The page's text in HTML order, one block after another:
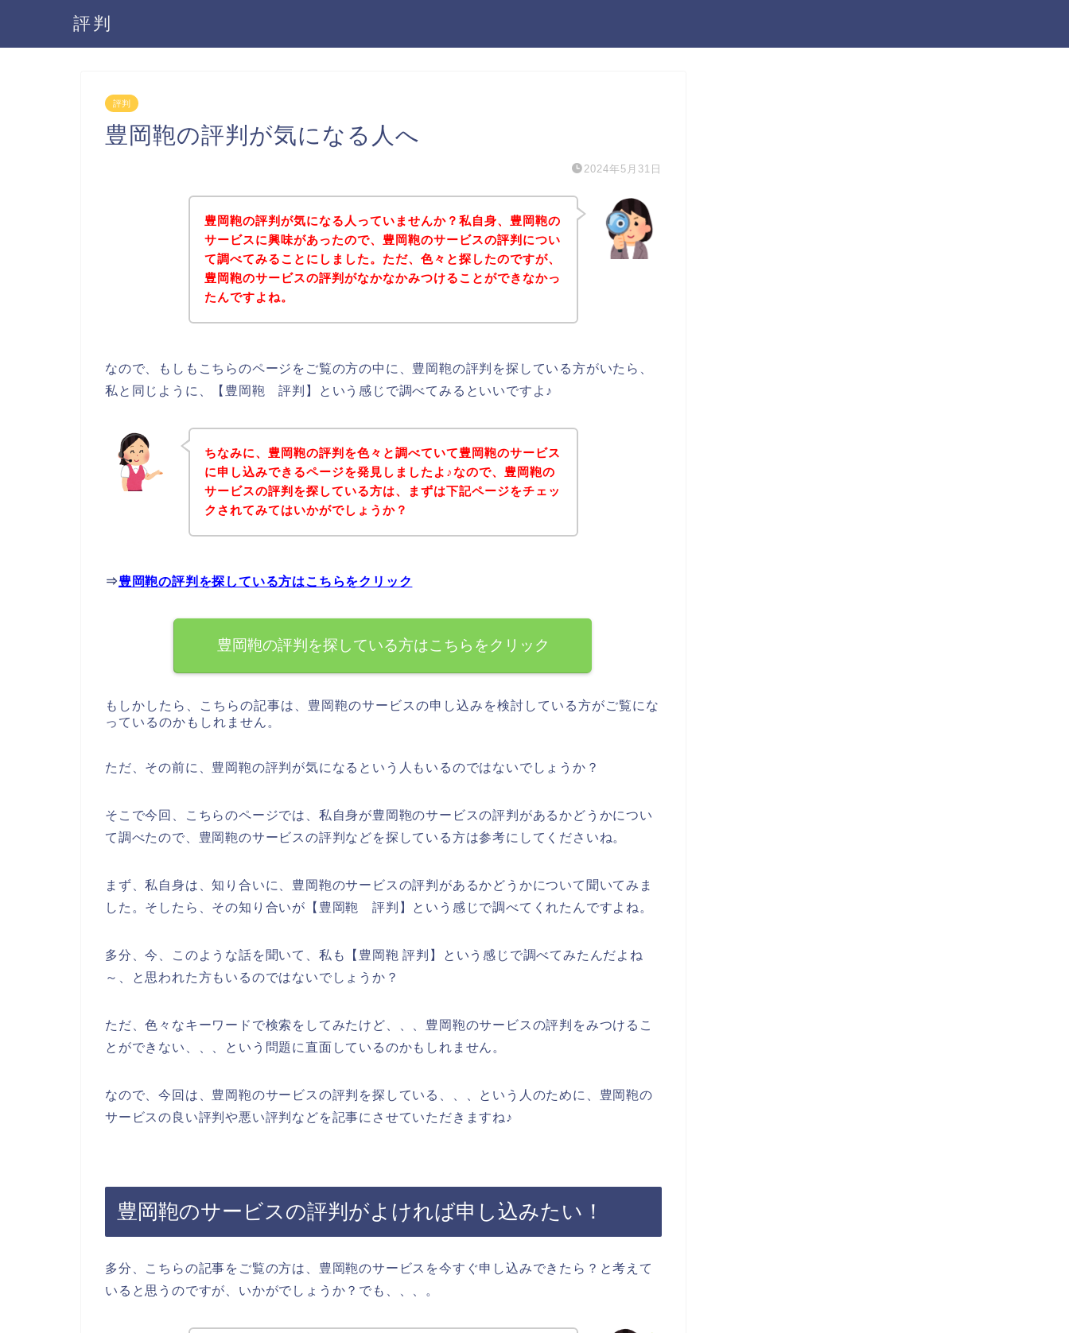
評判
評判
豊岡鞄の評判が気になる人へ
2024年5月31日
豊岡鞄の評判が気になる人っていませんか？私自身、豊岡鞄の
サービスに興味があったので、豊岡鞄のサービスの評判につい
て調べてみることにしました。ただ、色々と探したのですが、
豊岡鞄のサービスの評判がなかなかみつけることができなかっ
たんですよね。
なので、もしもこちらのページをご覧の方の中に、豊岡鞄の評判を探している方がいたら、
私と同じように、【豊岡鞄 評判】という感じで調べてみるといいですよ♪
ちなみに、豊岡鞄の評判を色々と調べていて豊岡鞄のサービス
に申し込みできるページを発見しましたよ♪なので、豊岡鞄の
サービスの評判を探している方は、まずは下記ページをチェッ
クされてみてはいかがでしょうか？
⇒豊岡鞄の評判を探している方はこちらをクリック
豊岡鞄の評判を探している方はこちらをクリック
もしかしたら、こちらの記事は、豊岡鞄のサービスの申し込みを検討している方がご覧にな
っているのかもしれません。
ただ、その前に、豊岡鞄の評判が気になるという人もいるのではないでしょうか？
そこで今回、こちらのページでは、私自身が豊岡鞄のサービスの評判があるかどうかについ
て調べたので、豊岡鞄のサービスの評判などを探している方は参考にしてくださいね。
まず、私自身は、知り合いに、豊岡鞄のサービスの評判があるかどうかについて聞いてみま
した。そしたら、その知り合いが【豊岡鞄 評判】という感じで調べてくれたんですよね。
多分、今、このような話を聞いて、私も【豊岡鞄 評判】という感じで調べてみたんだよね
～、と思われた方もいるのではないでしょうか？
ただ、色々なキーワードで検索をしてみたけど、、、豊岡鞄のサービスの評判をみつけるこ
とができない、、、という問題に直面しているのかもしれません。
なので、今回は、豊岡鞄のサービスの評判を探している、、、という人のために、豊岡鞄の
サービスの良い評判や悪い評判などを記事にさせていただきますね♪
豊岡鞄のサービスの評判がよければ申し込みたい！
多分、こちらの記事をご覧の方は、豊岡鞄のサービスを今すぐ申し込みできたら？と考えて
いると思うのですが、いかがでしょうか？でも、、、。